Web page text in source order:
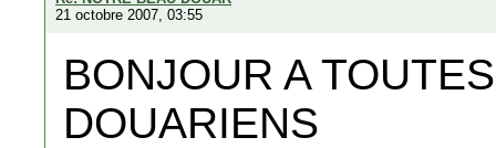
21 octobre 2007, 03:55
BONJOUR A
DOUARIENS